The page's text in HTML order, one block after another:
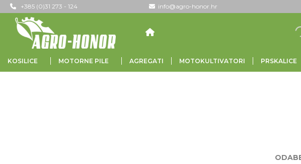
+385 (0)31 273 - 124 info@agro-honor.hr
KOSILICE MOTORNE PILE AGREGATI MOTOKULTIVATORI PRSKALICE